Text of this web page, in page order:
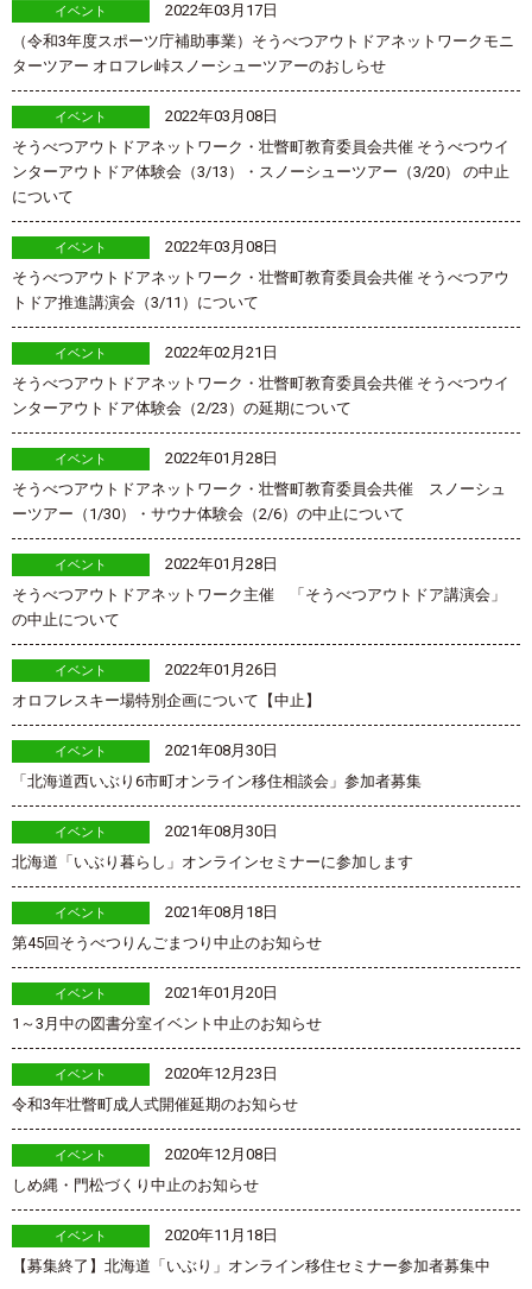
イベント
2022年03月17日
（令和3年度スポーツ庁補助事業）そうべつアウトドアネットワークモニ
ターツアー オロフレ峠スノーシューツアーのおしらせ
イベント
2022年03月08日
そうべつアウトドアネットワーク・壮瞥町教育委員会共催 そうべつウイ
ンターアウトドア体験会（3/13）・スノーシューツアー（3/20） の中止
について
イベント
2022年03月08日
そうべつアウトドアネットワーク・壮瞥町教育委員会共催 そうべつアウ
トドア推進講演会（3/11）について
イベント
2022年02月21日
そうべつアウトドアネットワーク・壮瞥町教育委員会共催 そうべつウイ
ンターアウトドア体験会（2/23）の延期について
イベント
2022年01月28日
そうべつアウトドアネットワーク・壮瞥町教育委員会共催 スノーシュ
ーツアー（1/30）・サウナ体験会（2/6）の中止について
イベント
2022年01月28日
そうべつアウトドアネットワーク主催 「そうべつアウトドア講演会」
の中止について
イベント
2022年01月26日
オロフレスキー場特別企画について【中止】
イベント
2021年08月30日
「北海道西いぶり6市町オンライン移住相談会」参加者募集
イベント
2021年08月30日
北海道「いぶり暮らし」オンラインセミナーに参加します
イベント
2021年08月18日
第45回そうべつりんごまつり中止のお知らせ
イベント
2021年01月20日
1～3月中の図書分室イベント中止のお知らせ
イベント
2020年12月23日
令和3年壮瞥町成人式開催延期のお知らせ
イベント
2020年12月08日
しめ縄・門松づくり中止のお知らせ
イベント
2020年11月18日
【募集終了】北海道「いぶり」オンライン移住セミナー参加者募集中